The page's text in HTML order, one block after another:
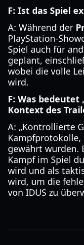
F: Ist das Spiel
A: Während der
PlayStation-
Spiel auch für
geplant,
wobei die volle
wird.
F: Was
Kontext des
A: „Kontrollierte
gewährt wurden.
Kampf im Spiel
wird und als
wird, um die
von IDUS zu